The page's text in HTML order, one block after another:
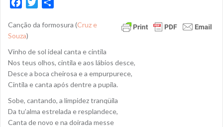
c
e
b
o
o
k
i
t
e
r
a
e
Canção da formosura (Cruz e
Souza)
Vinho de sol ideal canta e cintila
Nos teus olhos, cintila e aos lábios desce,
Desce a boca cheirosa e a empurpurece,
Cintila e canta após dentre a pupila.
Sobe, cantando, a limpidez tranqüila
Da tu’alma estrelada e resplandece,
Canta de novo e na doirada messe